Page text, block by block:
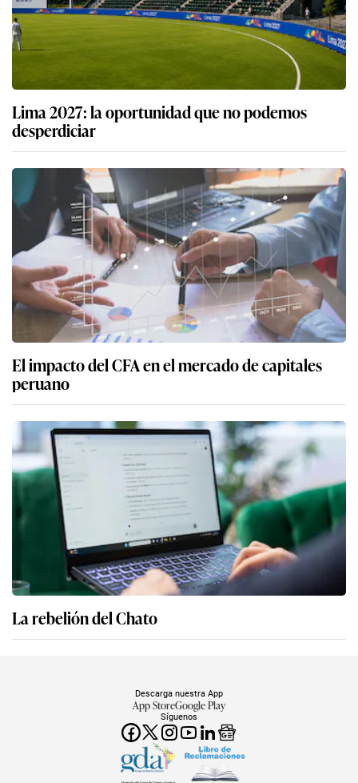
Lima 2027: la oportunidad que no podemos
desperdiciar
El impacto del CFA en el mercado de capitales
peruano
La rebelión del Chato
Síguenos
Descarga nuestra App
App StoreGoogle Play